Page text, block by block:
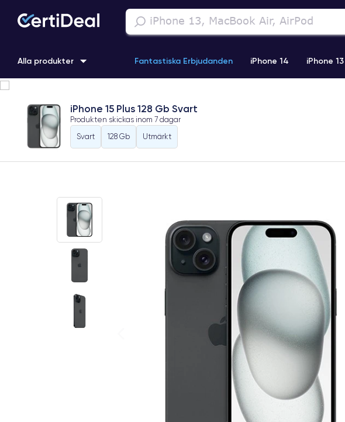
Alla produkter Fantastiska Erbjudanden iPhone 14 iPhone 13
iPhone 11 Pro iPhone 15 Pro
iPhone 15 Plus 128 Gb Svart
Produkten skickas inom 7 dagar
Svart
128 Gb Utmärkt